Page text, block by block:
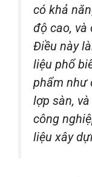
có khả
độ cao, và
Điều này
liệu phổ
phẩm như
lợp sàn,
công
liệu xây